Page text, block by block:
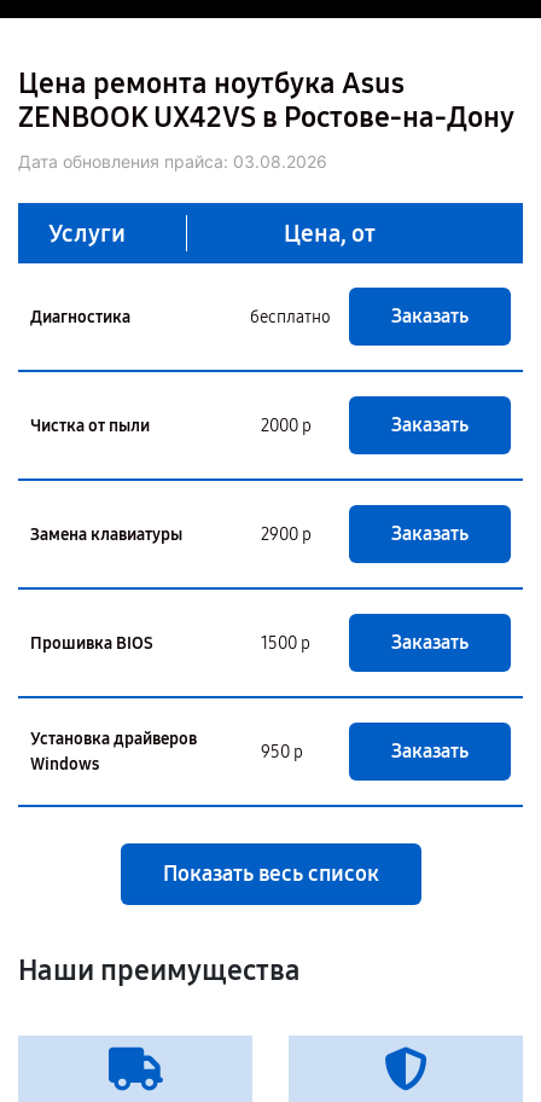
Цена ремонта ноутбука Asus
ZENBOOK UX42VS в Ростове-на-Дону
Дата обновления прайса: 03.08.2026
Услуги Цена, от
Диагностика бесплатно Заказать
Чистка от пыли 2000 р Заказать
Замена клавиатуры 2900 р Заказать
Прошивка BIOS 1500 р Заказать
Установка драйверов
Windows
950 р Заказать
Показать весь список
Наши преимущества